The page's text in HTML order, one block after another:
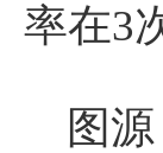
率在3
图